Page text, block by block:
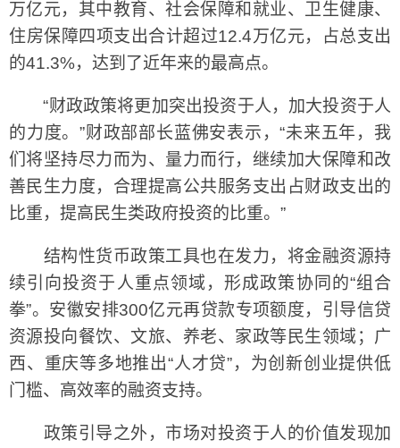
万亿元，其中教育、社会保障和就业、卫生健康、
住房保障四项支出合计超过12.4万亿元，占总支出
的41.3%，达到了近年来的最高点。
“财政政策将更加突出投资于人，加大投资于人
的力度。”财政部部长蓝佛安表示，“未来五年，我
们将坚持尽力而为、量力而行，继续加大保障和改
善民生力度，合理提高公共服务支出占财政支出的
比重，提高民生类政府投资的比重。”
结构性货币政策工具也在发力，将金融资源持
续引向投资于人重点领域，形成政策协同的“组合
拳”。安徽安排300亿元再贷款专项额度，引导信贷
资源投向餐饮、文旅、养老、家政等民生领域；广
西、重庆等多地推出“人才贷”，为创新创业提供低
门槛、高效率的融资支持。
政策引导之外，市场对投资于人的价值发现加